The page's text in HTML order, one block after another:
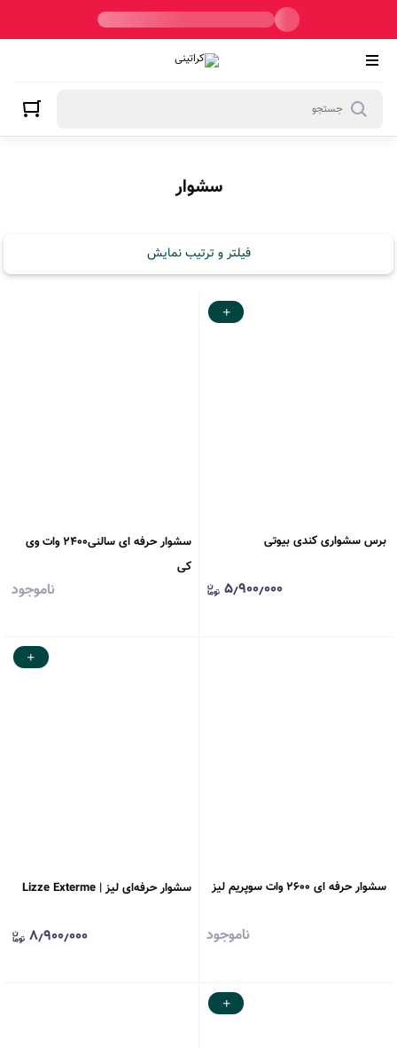
سشوار
سشوار
فیلتر و ترتیب نمایش
برس سشواری کندی بیوتی
۵٫۹۰۰٫۰۰۰
سشوار حرفه ای سالنی۲۴۰۰ وات وی
کی
ناموجود
سشوار حرفه ای ۲۶۰۰ وات سوپریم لیز
ناموجود
سشوار حرفه‌ای لیز | Lizze Exterme
۸٫۹۰۰٫۰۰۰